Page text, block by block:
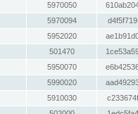
5970050
5970094
5952020
501470
5950070
5990020
5910030